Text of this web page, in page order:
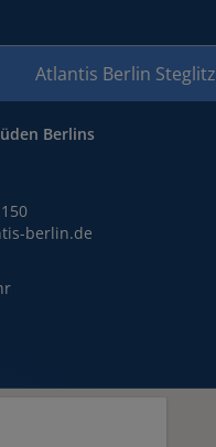
Atlantis Berlin Steglitz
Berlins
berlin.de